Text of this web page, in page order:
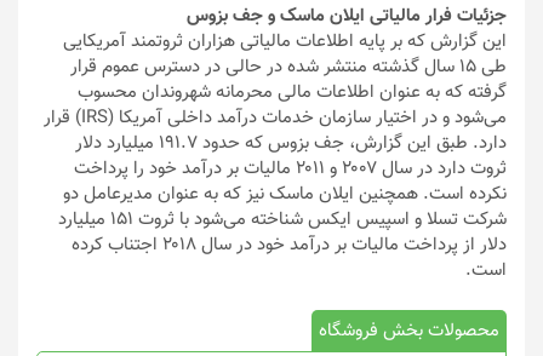
جزئیات فرار مالیاتی ایلان ماسک و جف بزوس
این گزارش که بر پایه اطلاعات مالیاتی هزاران ثروتمند آمریکایی
طی ۱۵ سال گذشته منتشر شده در حالی در دسترس عموم قرار
گرفته که به عنوان اطلاعات مالی محرمانه شهروندان محسوب
می‌شود و در اختیار سازمان خدمات درآمد داخلی آمریکا (IRS) قرار
دارد. طبق این گزارش، جف بزوس که حدود ۱۹۱.۷ میلیارد دلار
ثروت دارد در سال ۲۰۰۷ و ۲۰۱۱ مالیات بر درآمد خود را پرداخت
نکرده است. همچنین ایلان ماسک نیز که به عنوان مدیرعامل دو
شرکت تسلا و اسپیس ایکس شناخته می‌شود با ثروت ۱۵۱ میلیارد
دلار از پرداخت مالیات بر درآمد خود در سال ۲۰۱۸ اجتناب کرده
است.
محصولات بخش فروشگاه